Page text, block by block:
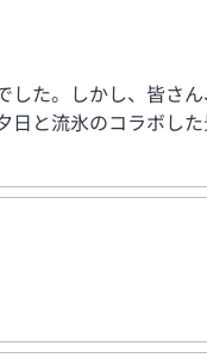
た。しかし、皆さ
と流氷のコラボし